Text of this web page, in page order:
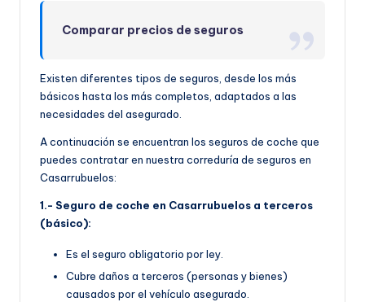
Comparar precios de seguros
Existen diferentes tipos de seguros, desde los más
básicos hasta los más completos, adaptados a las
necesidades del asegurado.
A continuación se encuentran los seguros de coche que
puedes contratar en nuestra correduría de seguros en
Casarrubuelos:
1.- Seguro de coche en Casarrubuelos a terceros
(básico):
Es el seguro obligatorio por ley.
Cubre daños a terceros (personas y bienes)
causados por el vehículo asegurado.